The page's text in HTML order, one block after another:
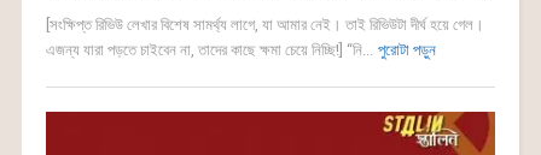
[সংক্ষিপ্ত রিভিউ লেখার বিশেষ সামর্থ্য লাগে, যা আমার নেই। তাই রিভিউটা দীর্ঘ হয়ে গেল।
এজন্য যারা পড়তে চাইবেন না, তাদের কাছে ক্ষমা চেয়ে নিচ্ছি!] “নি... পুরোটা পড়ুন